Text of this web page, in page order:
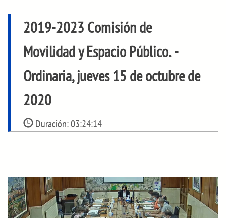
2019-2023 Comisión de
Movilidad y Espacio Público.-
Ordinaria, jueves 15 de octubre de
2020
Duración:03:24:14